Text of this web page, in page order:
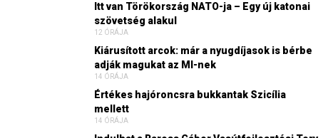
Itt van Törökország NATO-ja – Egy új katonai
szövetség alakul
12 ÓRÁJA
Kiárusított arcok: már a nyugdíjasok is bérbe
adják magukat az MI-nek
14 ÓRÁJA
Értékes hajóroncsra bukkantak Szicília
mellett
14 ÓRÁJA